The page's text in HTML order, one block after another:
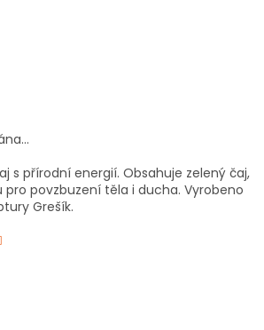
s přírodní energií. Obsahuje zelený čaj,
pro povzbuzení těla i ducha. Vyrobeno
Grešík.